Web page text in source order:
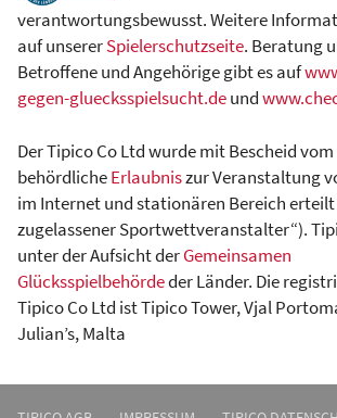
verantwortungsbewusst. Weitere
auf unsererSpielerschutzseite. Beratung
Betroffene und Angehörige gibt es auf
gegen-gluecksspielsucht.deund
Der Tipico Co Ltd wurde mit Bescheid vom
behördlicheErlaubniszur Veranstaltung
im Internet und stationären Bereich
zugelassener Sportwettveranstalter“).
unter der Aufsicht derGemeinsamen
Glücksspielbehördeder Länder. Die
Tipico Co Ltd ist Tipico Tower, Vjal
Julian’s, Malta